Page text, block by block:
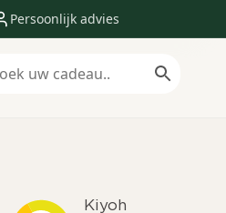
Persoonlijk advies